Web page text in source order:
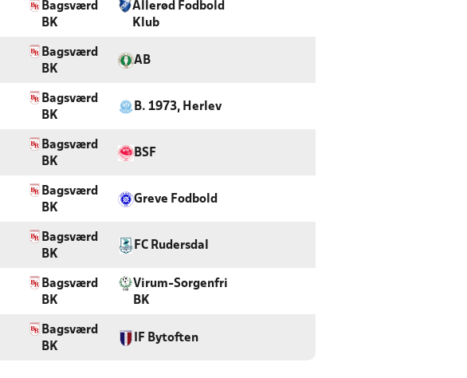
Bagsværd
BK
Allerød Fodbold
Klub
Bagsværd
BK
AB
Bagsværd
BK
B. 1973, Herlev
Bagsværd
BK
BSF
Bagsværd
BK
Greve Fodbold
Bagsværd
BK
FC Rudersdal
Bagsværd
BK
Virum-Sorgenfri
BK
Bagsværd
BK
IF Bytoften